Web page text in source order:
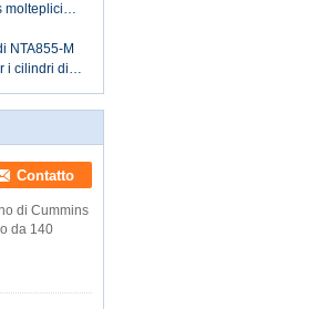
molteplici
1800 il
NTA855-M
i cilindri di
Contatto
di Cummins
da 140